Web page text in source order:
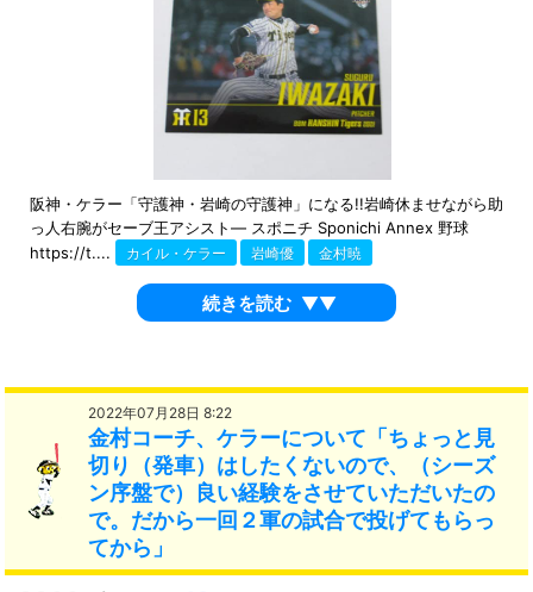
阪神・ケラー「守護神・岩崎の守護神」になる!!岩崎休ませながら助
っ人右腕がセーブ王アシスト― スポニチ Sponichi Annex 野球
https://t....
カイル・ケラー 岩崎優 金村暁
続きを読む ▼▼
2022年07月28日 8:22
金村コーチ、ケラーについて「ちょっと見
切り（発車）はしたくないので、（シーズ
ン序盤で）良い経験をさせていただいたの
で。だから一回２軍の試合で投げてもらっ
てから」